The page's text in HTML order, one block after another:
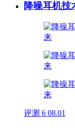
降噪耳机
评测 6 08.01